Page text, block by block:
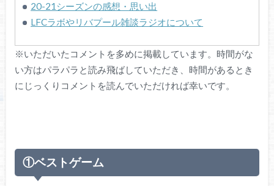
20-21シーズンの感想・思い出
LFCラボやリバプール雑談ラジオについて
※いただいたコメントを多めに掲載しています。時間がな
い方はパラパラと読み飛ばしていただき、時間があるとき
にじっくりコメントを読んでいただければ幸いです。
①ベストゲーム